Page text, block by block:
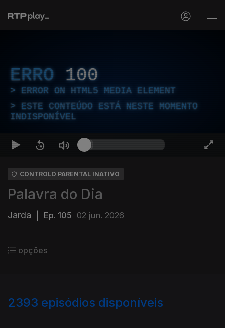
ERRO 100
ERROR ON HTML5 MEDIA ELEMENT
ESTE CONTEÚDO ESTÁ NESTE MOMENTO
INDISPONÍVEL
CONTROLO PARENTAL INATIVO
Palavra do Dia
Jarda Ep. 105 02 jun. 2026
opções
2393 episódios disponíveis